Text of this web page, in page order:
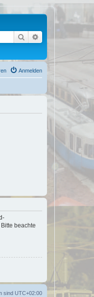
Suche Erweiterte Suche
Anmelden
beachte
sind UTC+02:00